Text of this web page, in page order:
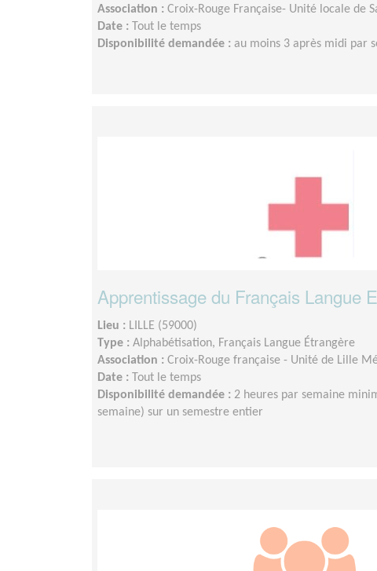
Association : Croix-Rouge Française- Unité locale de
Date :
Tout le temps
Disponibilité demandée : au moins 3 après midi par
Apprentissage du Français Langue
Lieu : LILLE (59000)
Type : Alphabétisation, Français Langue Étrangère
Association : Croix-Rouge française - Unité de Lille
Date :
Tout le temps
Disponibilité demandée : 2 heures par semaine
semaine) sur un semestre entier